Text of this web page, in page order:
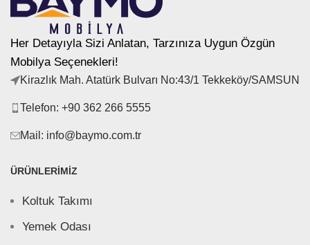
Her Detayıyla Sizi Anlatan, Tarzınıza Uygun Özgün
Mobilya Seçenekleri!
Kirazlık Mah. Atatürk Bulvarı No:43/1 Tekkeköy/SAMSUN
Telefon: +90 362 266 5555
Mail: info@baymo.com.tr
ÜRÜNLERIMIZ
Koltuk Takımı
Yemek Odası